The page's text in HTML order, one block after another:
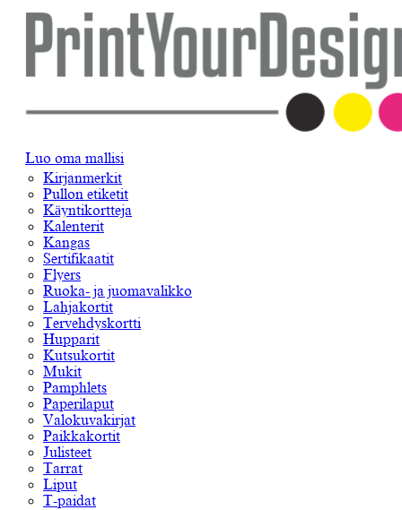
Luo oma mallisi
Kirjanmerkit
Pullon etiketit
Käyntikortteja
Kalenterit
Kangas
Sertifikaatit
Flyers
Ruoka- ja juomavalikko
Lahjakortit
Tervehdyskortti
Hupparit
Kutsukortit
Mukit
Pamphlets
Paperilaput
Valokuvakirjat
Paikkakortit
Julisteet
Tarrat
Liput
T-paidat